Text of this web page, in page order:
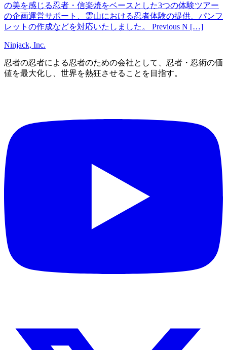
の美を感じる忍者・信楽焼をベースとした3つの体験ツアー
の企画運営サポート、霊山における忍者体験の提供、パンフ
レットの作成などを対応いたしました。 Previous N […]
Ninjack, Inc.
忍者の忍者による忍者のための会社として、忍者・忍術の価
値を最大化し、世界を熱狂させることを目指す。